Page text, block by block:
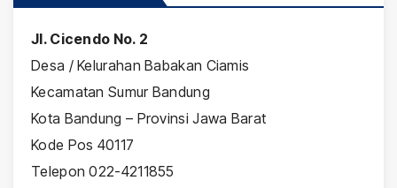
Jl. Cicendo No. 2
Desa / Kelurahan Babakan Ciamis
Kecamatan Sumur Bandung
Kota Bandung – Provinsi Jawa Barat
Kode Pos 40117
Telepon 022-4211855